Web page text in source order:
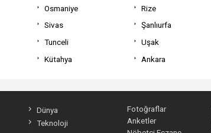
Osmaniye Rize
Sivas Şanlıurfa
Tunceli Uşak
Kütahya Ankara
Dünya
Teknoloji
Fotoğraflar
Anketler